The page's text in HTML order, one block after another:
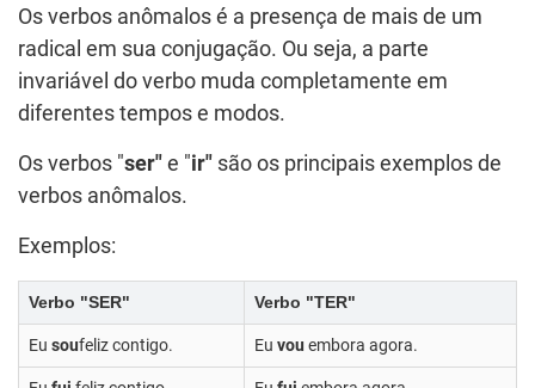
Os verbos anômalos é a presença de mais de um
radical em sua conjugação. Ou seja, a parte
invariável do verbo muda completamente em
diferentes tempos e modos.
Os verbos "ser" e "ir" são os principais exemplos de
verbos anômalos.
Exemplos:
Verbo "SER" Verbo "TER"
Eu soufeliz contigo. Eu vou embora agora.